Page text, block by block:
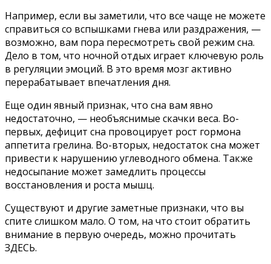
Например, если вы заметили, что все чаще не можете
справиться со вспышками гнева или раздражения, —
возможно, вам пора пересмотреть свой режим сна.
Дело в том, что ночной отдых играет ключевую роль
в регуляции эмоций. В это время мозг активно
перерабатывает впечатления дня.
Еще один явный признак, что сна вам явно
недостаточно, — необъяснимые скачки веса. Во-
первых, дефицит сна провоцирует рост гормона
аппетита грелина. Во-вторых, недостаток сна может
привести к нарушению углеводного обмена. Также
недосыпание может замедлить процессы
восстановления и роста мышц.
Существуют и другие заметные признаки, что вы
спите слишком мало. О том, на что стоит обратить
внимание в первую очередь, можно прочитать
ЗДЕСЬ.